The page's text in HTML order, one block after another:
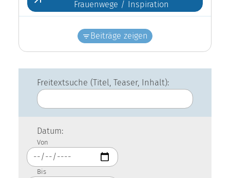
Frauenwege / Inspiration
Beiträge zeigen
Freitextsuche (Titel, Teaser, Inhalt):
Datum:
Von
Bis